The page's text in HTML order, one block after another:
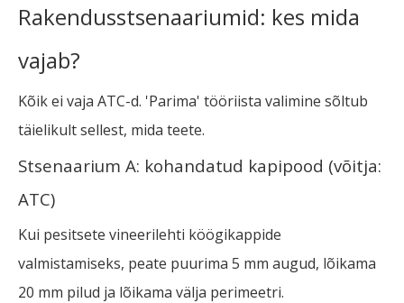
Rakendusstsenaariumid: kes mida
vajab?
Kõik ei vaja ATC-d. 'Parima' tööriista valimine sõltub
täielikult sellest, mida teete.
Stsenaarium A: kohandatud kapipood (võitja:
ATC)
Kui pesitsete vineerilehti köögikappide
valmistamiseks, peate puurima 5 mm augud, lõikama
20 mm pilud ja lõikama välja perimeetri.